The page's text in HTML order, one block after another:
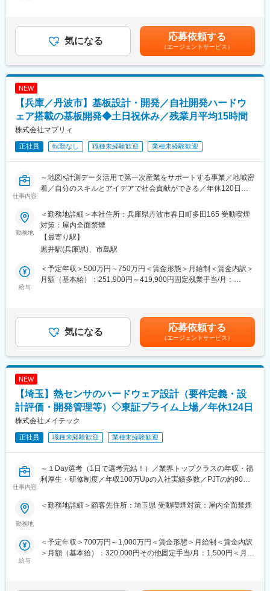
※実際の回路設計・製品設計は行いません。
■他部署との分担：
・デザインマニュアルに則った形で、顧客側でデザイン設計
・製造するためのデザインルールを守っているかのチェックや、
当社で製造可能なデータに起こし直すのがDFMの役割
・その後、製造性設計のチームが物をつくる上での製造データを
作成
・高多層基板プロセス技術部 DFMチーム
◎当社はプリント基板の商品企画から設計、開発、製造、品質保
証まで全工程を社内で一貫して整備するメーカーです。
◎生成AIの普及、データセンターの拡張、自動運転技術の進化な
どに伴い、電子機器の心臓部である高性能プリント基板の需要が
世界中で急増しています。そのため、当社でも需要の拡大に伴
い、開発体制や製造体制の強化に取り組んでいます。
◎DFMでは、CAMソフトを用いて緻密なルール（設計基準）に基
◎また、Perlなどの言語を用いて検証システムをカスタマイズ
し、業務改善に繋げていくことも可能です。
◎「設計から製造への橋渡し」を担うため、製造プロセスのすべ
将来的には「製造技術」や「商品開発」などの領域にも知見を活
変更の範囲：会社の定める業務
目安の金額であり、選考を通じて上下する可能性があります。月
給(月額)は固定手当を含めた表記です。
気になる 応募依頼する
（エージェントサービス）
NEW
【兵庫／丹波市】基板設計・開発／自社開発ハードウ
ェア搭載の基板開発◆土日祝休み／残業月平均15時間
株式会社マプリィ
正社員 転勤なし 職種未経験歓迎 業種未経験歓迎
仕事内容
～地図×計測データ活用で第一次産業をサポートする事業／地域密
着／自分のスキルとアイデアで社会貢献ができる／年休120日
■業務内容：
自社開発のハードウェアに搭載する基板の設計をご担当いただき
ます。
■弊社サービス：
・mapry：森林などの膨大な測量データ等を誰でも簡単に活用で
きるアプリプラットフォームで、三次元情報などのあらゆる空間
携を前提に設計
・林業にとどまらず様々な一次産業との連携も想定
・大阪や三宮から丹波市に転居してご入社された方も多く、同じ
志を持った実力派エンジニアとともに働けます。
■働き方：
・月平均残業は15h程、年休120日（土日祝）です。
います。
・社員食堂もあり
■当社の特徴：
・大手ゼネコンや大学研究機関、森林組合など多くの企業様との
お取引がございます。
勤務地
＜勤務地詳細＞本社住所：兵庫県丹波市春日町多田165 受動喫煙
対策：屋内全面禁煙
【最寄り駅】
黒井駅(兵庫県)、市島駅
給与
＜予定年収＞500万円～750万円＜賃金形態＞月給制＜賃金内訳＞
月額（基本給）：251,900円～419,900円固定残業手当/月：
給：年2回■賞与：決算賞与あり賃金はあくまでも目安の金額であ
り、選考を通じて上下する可能性があります。月給(月額)は固定手
気になる 応募依頼する
（エージェントサービス）
NEW
【埼玉】熱センサのハードウェア設計（要件定義・設
計評価・開発管理等）◇東証プライム上場／年休124日
株式会社メイテック
正社員 職種未経験歓迎 業種未経験歓迎
仕事内容
～１Day選考（1日で選考完結！）／業界トップクラスの年収・福
利厚生・研修制度／年収100万Upの入社実績多数／PJTの約90%
6.0％（メーカー平均約9.7%）～
ジニアとして技術を高め続ける】
～転職回数多い方でも歓迎／業界トップの平均年収600万円越え
勤務地
＜勤務地詳細＞顧客先住所：埼玉県 受動喫煙対策：屋内全面禁煙
給与
＜予定年収＞700万円～1,000万円＜賃金形態＞月給制＜賃金内訳
＞月額（基本給）：320,000円その他固定手当/月：1,500円＜月給